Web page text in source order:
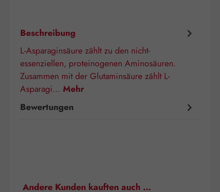
Beschreibung
L-Asparaginsäure zählt zu den nicht-
essenziellen, proteinogenen Aminosäuren.
Zusammen mit der Glutaminsäure zählt L-
Asparagi… Mehr
Bewertungen
Produktgalerie überspringen
Andere Kunden kauften auch …